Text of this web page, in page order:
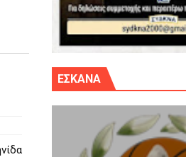
νέο κλ. Αγίου Δημητρίου την
video του αγώνα)
νίκησε τον Προφήτη Ηλία 78-74
ΕΣΚΑΝΑ